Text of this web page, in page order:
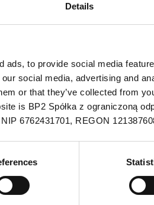
Details
ads, to provide social media
social media, advertising and
or that they’ve collected from
is BP2 Spółka z ograniczoną
6762431701, REGON